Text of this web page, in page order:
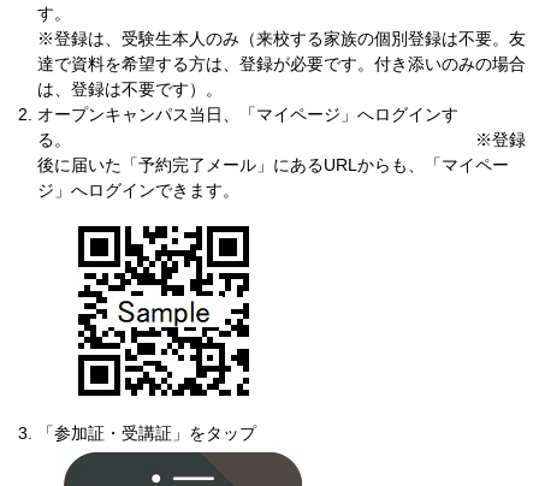
す
※登録は、受験生本人のみ（来校する家族の個別登録は不要。友
達で資料を希望する方は、登録が必要です。付き添いのみの場合
は、登録は不要です）。
オープンキャンパス当日、「マイページ」へログインす
る。 ※登録
後に届いた「予約完了メール」にあるURLからも、「マイペー
ジ」へログインできます。
「参加証・受講証」をタップ